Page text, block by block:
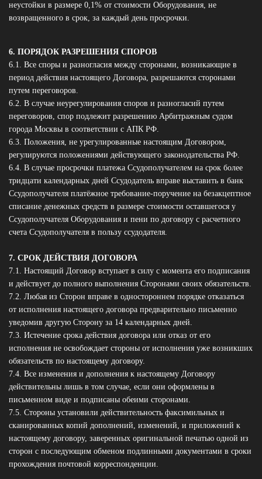
неустойки в размере 0,1% от стоимости Оборудования, не
возвращенного в срок, за каждый день просрочки.
6. ПОРЯДОК РАЗРЕШЕНИЯ СПОРОВ
6.1. Все споры и разногласия между сторонами, возникающие в
период действия настоящего Договора, разрешаются сторонами
путем переговоров.
6.2. В случае неурегулирования споров и разногласий путем
переговоров, спор подлежит разрешению Арбитражным судом
города Москвы в соответствии с АПК РФ.
6.3. Положения, не урегулированные настоящим Договором,
регулируются положениями действующего законодательства РФ.
6.4. В случае просрочки платежа Ссудополучателем на срок более
тридцати календарных дней Ссудодатель вправе выставить в банк
Ссудополучателя платёжное требование-поручение на безакцептное
списание денежных средств в размере стоимости оставшегося у
Ссудополучателя Оборудования и пени по договору с расчетного
счета Ссудополучателя в пользу ссудодателя.
7. СРОК ДЕЙСТВИЯ ДОГОВОРА
7.1. Настоящий Договор вступает в силу с момента его подписания
и действует до полного выполнения Сторонами своих обязательств.
7.2. Любая из Сторон вправе в одностороннем порядке отказаться
от исполнения настоящего договора предварительно письменно
уведомив другую Сторону за 14 календарных дней.
7.3. Истечение срока действия договора или отказ от его
исполнения не освобождает стороны от исполнения уже возникших
обязательств по настоящему договору.
7.4. Все изменения и дополнения к настоящему Договору
действительны лишь в том случае, если они оформлены в
письменном виде и подписаны обеими сторонами.
7.5. Стороны установили действительность факсимильных и
сканированных копий дополнений, изменений, и приложений к
настоящему договору, заверенных оригинальной печатью одной из
сторон с последующим обменом подлинными документами в сроки
прохождения почтовой корреспонденции.